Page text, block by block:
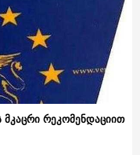
მკაცრი რეკომენდაციით